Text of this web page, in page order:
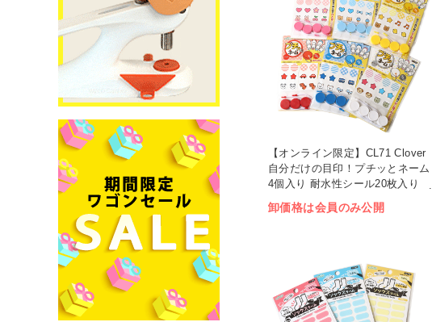
【オンライン限定】CL71 Clover
自分だけの目印！プチッとネーム
4個入り 耐水性シール20枚入り
(枚)
卸価格は会員のみ公開